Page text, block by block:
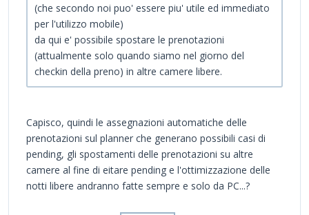
(che secondo noi puo' essere piu' utile ed immediato
per l'utilizzo mobile)
da qui e' possibile spostare le prenotazioni
(attualmente solo quando siamo nel giorno del
checkin della preno) in altre camere libere.
Capisco, quindi le assegnazioni automatiche delle
prenotazioni sul planner che generano possibili casi di
pending, gli spostamenti delle prenotazioni su altre
camere al fine di eitare pending e l'ottimizzazione delle
notti libere andranno fatte sempre e solo da PC...?